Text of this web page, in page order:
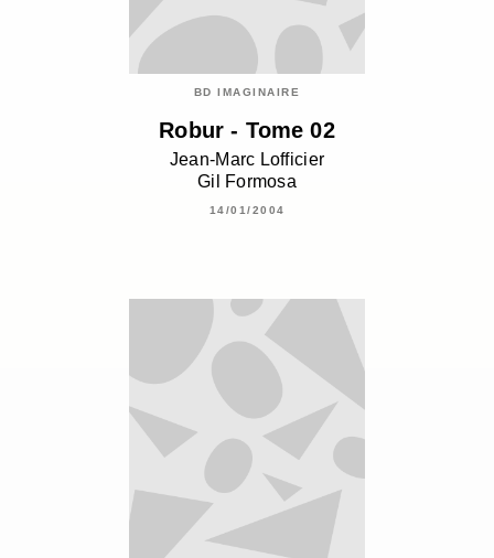
BD IMAGINAIRE
Robur - Tome 02
Jean-Marc Lofficier
Gil Formosa
14/01/2004